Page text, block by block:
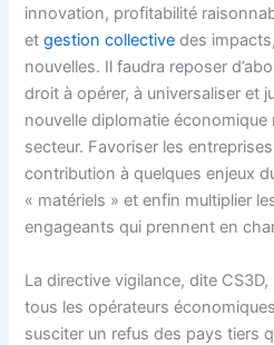
innovation, profitabilité
etgestion collective des
nouvelles. Il faudra reposer
droit à opérer, à universaliser et
nouvelle diplomatie
secteur. Favoriser les
contribution à quelques enjeux
« matériels » et enfin multiplier
engageants qui prennent en
La directive vigilance, dite
tous les opérateurs
susciter un refus des pays tiers